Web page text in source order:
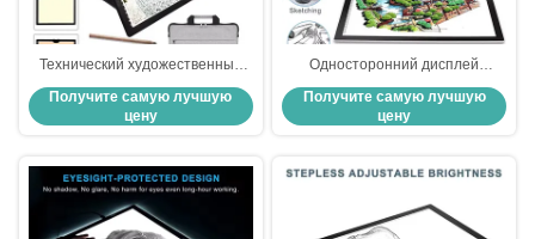
Технический художественный
рисунок Led рисунок Tracing Pad
A3 A4 Рисунок световой доски
Получите самую лучшую
цену
Односторонний дисплей
световой следопытный панель
светодиодный рекламный
фонарик чертежная доска для
Получите самую лучшую
цену